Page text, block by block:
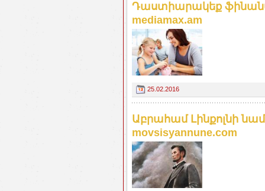
Դաստիարակեք
mediamax.am
25.02.2016
Աբրահամ Լինքոլնի
movsisyannune.com